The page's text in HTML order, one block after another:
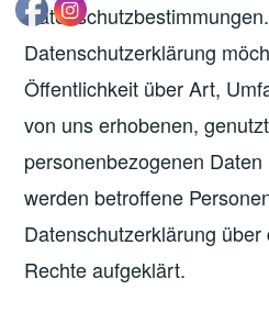
Datenschutzerklärung
Öffentlichkeit über Art,
von uns erhobenen,
personenbezogenen
werden betroffene
Datenschutzerklärung
Rechte aufgeklärt.